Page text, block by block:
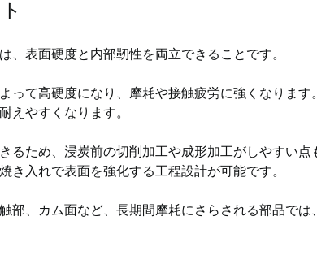
、表面硬度と内部靭性を両立できることです。
って高硬度になり、摩耗や接触疲労に強くなりま
えやすくなります。
るため、浸炭前の切削加工や成形加工がしやすい
き入れで表面を強化する工程設計が可能です。
部、カム面など、長期間摩耗にさらされる部品で